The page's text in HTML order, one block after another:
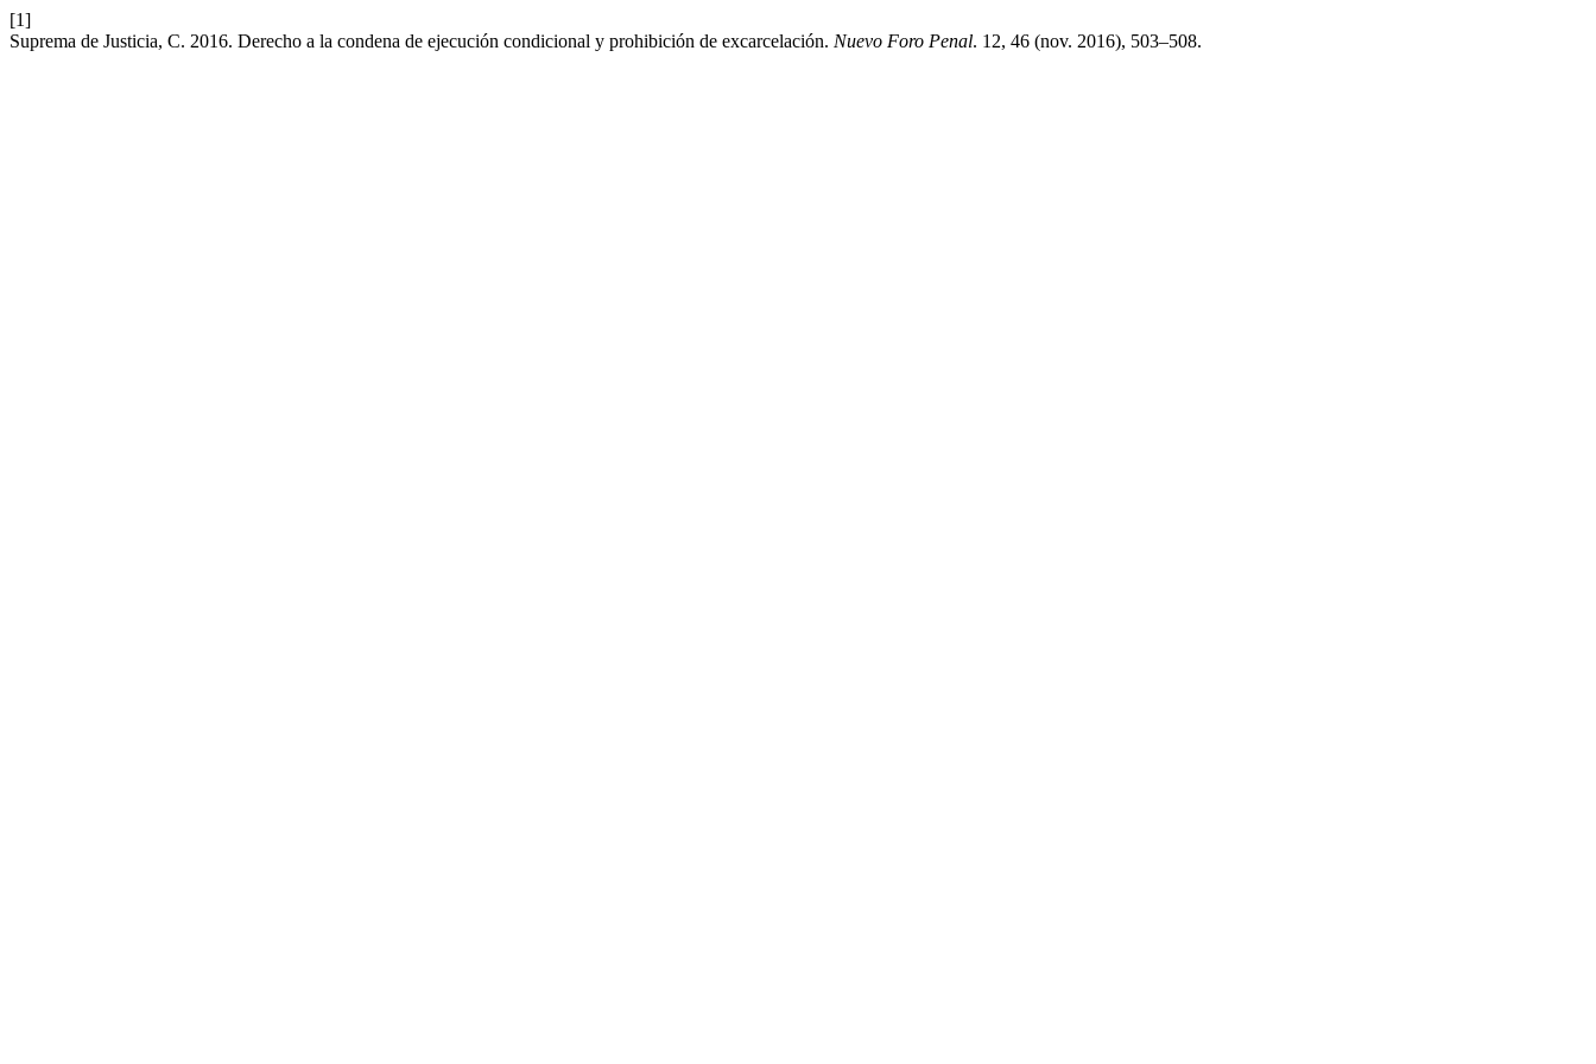
[1]
Suprema de Justicia, C. 2016. Derecho a la condena de ejecución condicional y prohibición de excarcelación. Nuevo Foro Penal. 12, 46 (nov. 2016), 503–508.